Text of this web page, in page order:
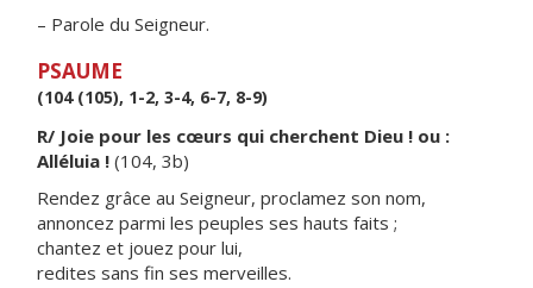
– Parole du Seigneur.
PSAUME
(104 (105), 1-2, 3-4, 6-7, 8-9)
R/ Joie pour les cœurs qui cherchent Dieu ! ou :
Alléluia ! (104, 3b)
Rendez grâce au Seigneur, proclamez son nom,
annoncez parmi les peuples ses hauts faits ;
chantez et jouez pour lui,
redites sans fin ses merveilles.